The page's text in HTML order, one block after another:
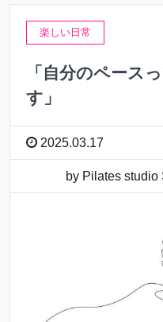
楽しい日常
「自分のペース
す」
2025.03.17
by Pilates studio